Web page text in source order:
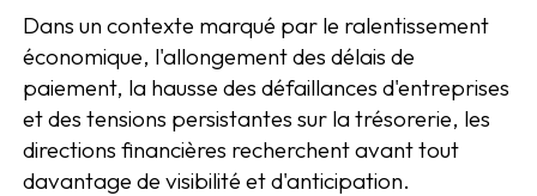
Dans un contexte marqué par le ralentissement
économique, l'allongement des délais de
paiement, la hausse des défaillances d'entreprises
et des tensions persistantes sur la trésorerie, les
directions financières recherchent avant tout
davantage de visibilité et d'anticipation.